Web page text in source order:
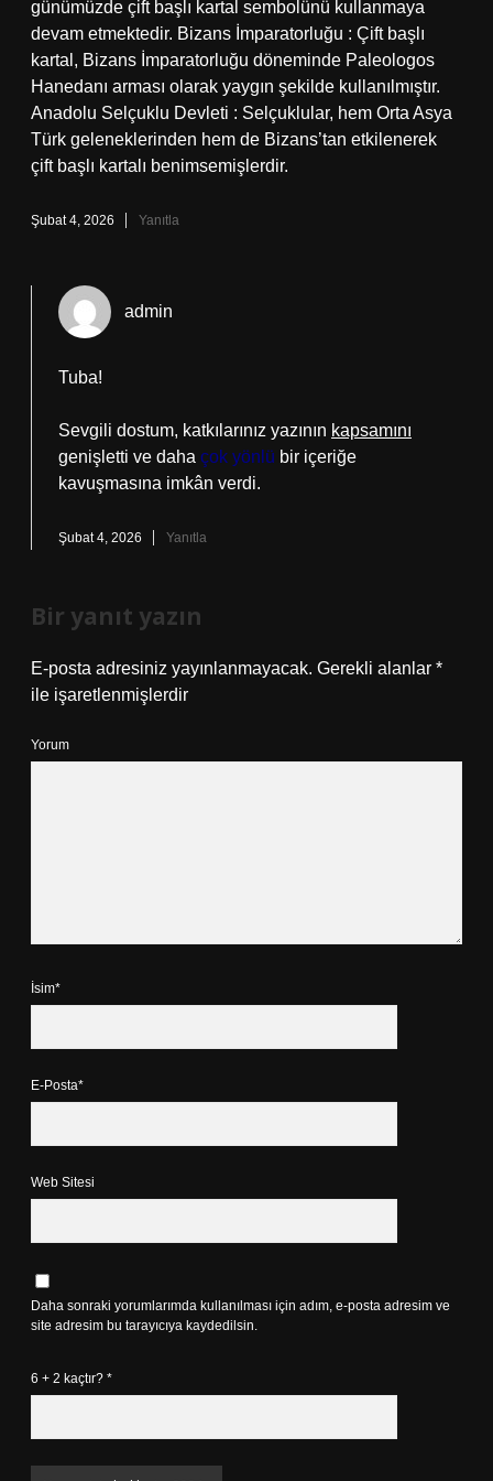
günümüzde çift başlı kartal sembolünü kullanmaya
devam etmektedir. Bizans İmparatorluğu : Çift başlı
kartal, Bizans İmparatorluğu döneminde Paleologos
Hanedanı arması olarak yaygın şekilde kullanılmıştır.
Anadolu Selçuklu Devleti : Selçuklular, hem Orta Asya
Türk geleneklerinden hem de Bizans’tan etkilenerek
çift başlı kartalı benimsemişlerdir.
Şubat 4, 2026 Yanıtla
admin
Tuba!
Sevgili dostum, katkılarınız yazının kapsamını
genişletti ve daha çok yönlü bir içeriğe
kavuşmasına imkân verdi.
Şubat 4, 2026 Yanıtla
Bir yanıt yazın
E-posta adresiniz yayınlanmayacak. Gerekli alanlar *
ile işaretlenmişlerdir
Yorum
İsim*
E-Posta*
Web Sitesi
Daha sonraki yorumlarımda kullanılması için adım, e-posta adresim ve
site adresim bu tarayıcıya kaydedilsin.
6 + 2 kaçtır? *